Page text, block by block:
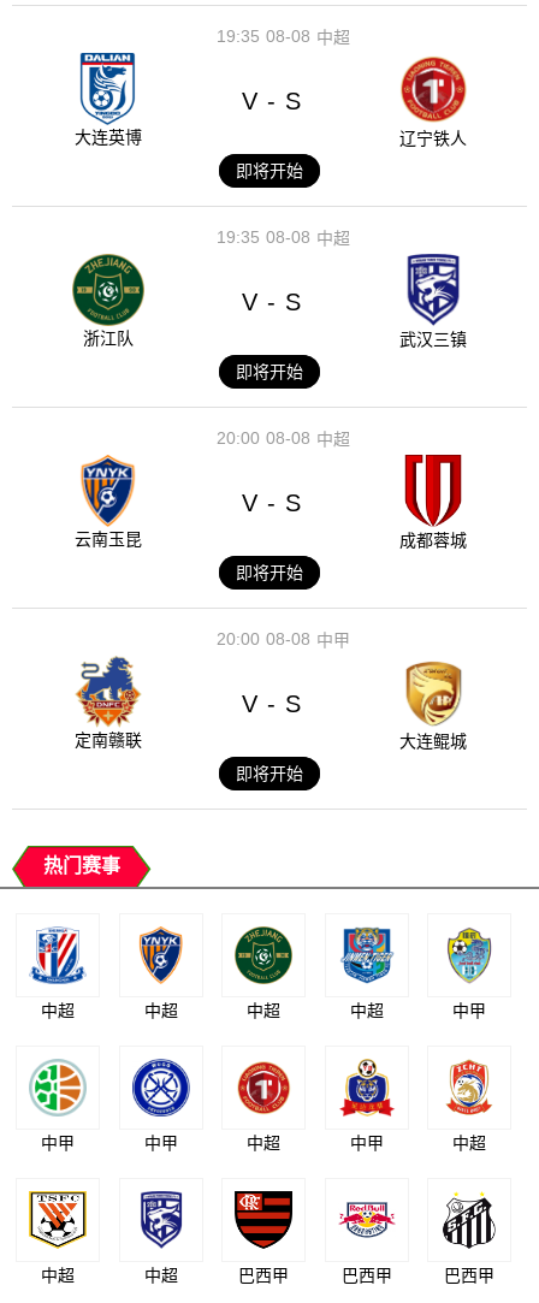
08-08
19:35 中超
大连英博
V - S
辽宁铁人
即将开始
08-08
19:35 中超
浙江队
V - S
武汉三镇
即将开始
08-08
20:00 中超
云南玉昆
V - S
成都蓉城
即将开始
08-08
20:00 中甲
定南赣联
V - S
大连鲲城
即将开始
热门赛事
中超 中超 中超 中超 中甲
中甲 中甲 中超 中甲 中超
中超 中超 巴西甲 巴西甲 巴西甲